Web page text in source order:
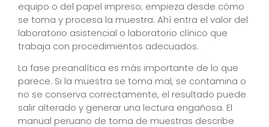
equipo o del papel impreso; empieza desde cómo
se toma y procesa la muestra. Ahí entra el valor del
laboratorio asistencial o laboratorio clínico que
trabaja con procedimientos adecuados.
La fase preanalítica es más importante de lo que
parece. Si la muestra se toma mal, se contamina o
no se conserva correctamente, el resultado puede
salir alterado y generar una lectura engañosa. El
manual peruano de toma de muestras describe